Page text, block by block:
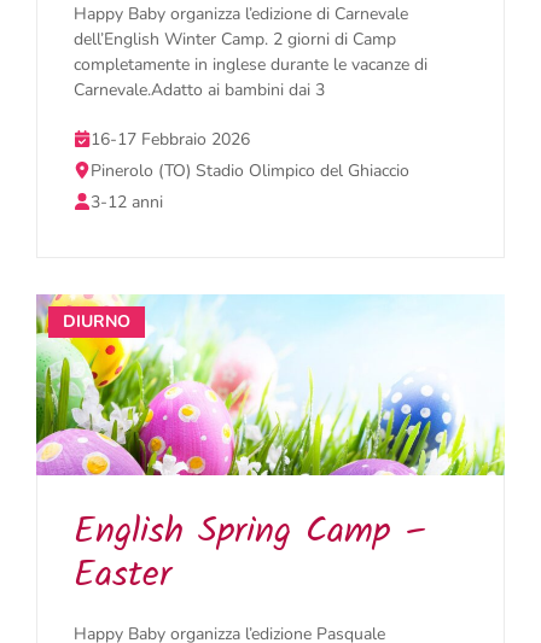
Happy Baby organizza l’edizione di Carnevale
dell’English Winter Camp. 2 giorni di Camp
completamente in inglese durante le vacanze di
Carnevale.Adatto ai bambini dai 3
16-17 Febbraio 2026
Pinerolo (TO) Stadio Olimpico del Ghiaccio
3-12 anni
DIURNO
English Spring Camp –
Easter
Happy Baby organizza l’edizione Pasquale